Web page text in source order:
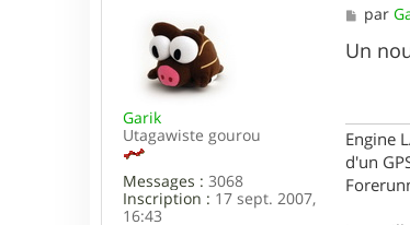
Garik
Utagawiste gourou
Messages : 3068
Inscription : 17 sept. 2007,
16:43
M
e
s
s
par
Un
Engine
d'un